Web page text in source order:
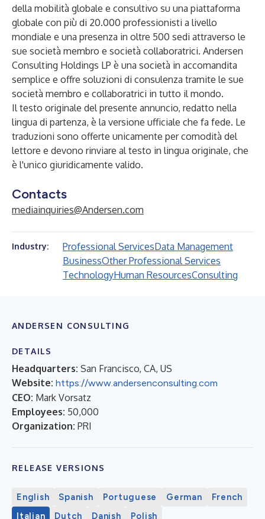
della mobilità globale e consultivo su una piattaforma
globale con più di 20.000 professionisti a livello
mondiale e una presenza in oltre 500 sedi attraverso le
sue società membro e società collaboratrici. Andersen
Consulting Holdings LP è una società in accomandita
semplice e offre soluzioni di consulenza tramite le sue
società membro e collaboratrici in tutto il mondo.
Il testo originale del presente annuncio, redatto nella
lingua di partenza, è la versione ufficiale che fa fede. Le
traduzioni sono offerte unicamente per comodità del
lettore e devono rinviare al testo in lingua originale, che
è l'unico giuridicamente valido.
Contacts
mediainquiries@Andersen.com
Industry: Professional ServicesData Management
BusinessOther Professional Services
TechnologyHuman ResourcesConsulting
ANDERSEN CONSULTING
DETAILS
Headquarters: San Francisco, CA, US
Website: https://www.andersenconsulting.com
CEO: Mark Vorsatz
Employees: 50,000
Organization: PRI
RELEASE VERSIONS
English Spanish Portuguese German
French
Italian
Dutch Danish Polish